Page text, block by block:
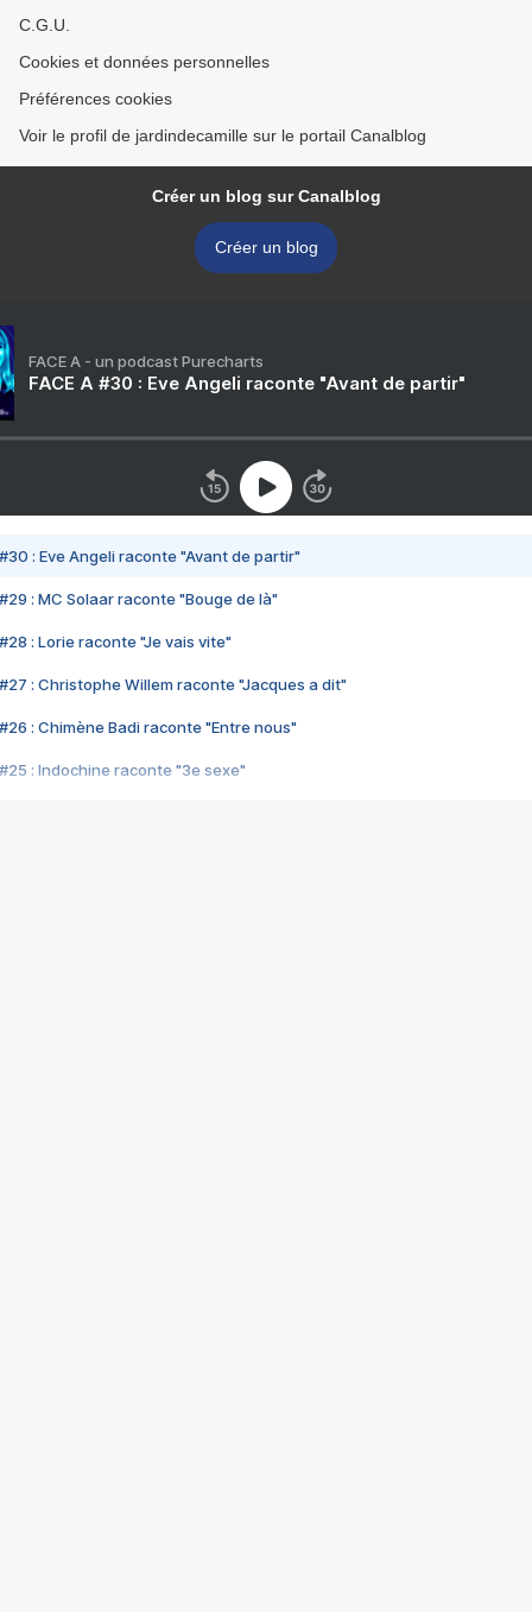
C.G.U.
Cookies et données personnelles
Préférences cookies
Voir le profil de jardindecamille sur le portail Canalblog
Créer un blog sur Canalblog
Créer un blog
FACE A - un podcast Purecharts
FACE A #30 : Eve Angeli raconte "Avant de partir"
#30 : Eve Angeli raconte "Avant de partir"
#29 : MC Solaar raconte "Bouge de là"
#28 : Lorie raconte "Je vais vite"
#27 : Christophe Willem raconte "Jacques a dit"
#26 : Chimène Badi raconte "Entre nous"
#25 : Indochine raconte "3e sexe"